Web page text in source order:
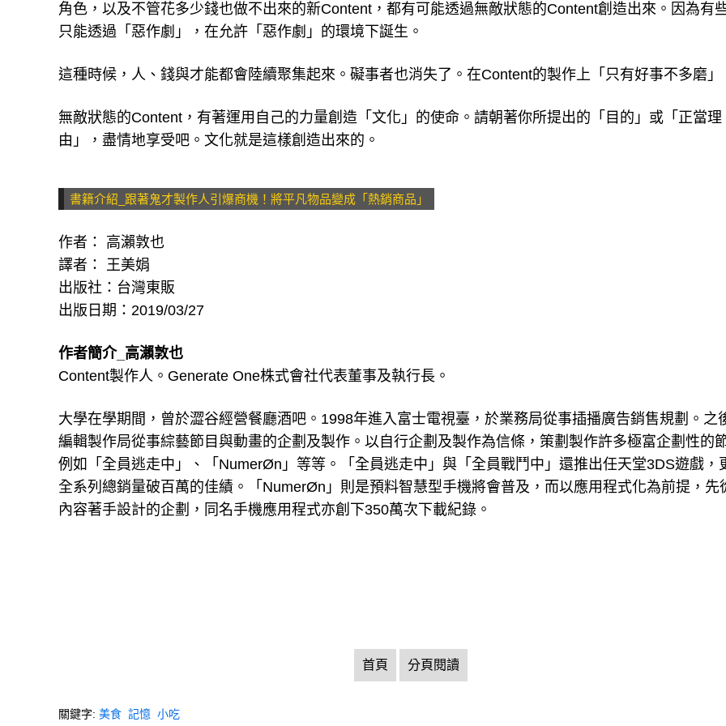
角色，以及不管花多少錢也做不出來的新Content，都有可能透過無敵狀態的Content創造出來。因為有
只能透過「惡作劇」，在允許「惡作劇」的環境下誕生。
這種時候，人、錢與才能都會陸續聚集起來。礙事者也消失了。在Content的製作上「只有好事不多磨」
無敵狀態的Content，有著運用自己的力量創造「文化」的使命。請朝著你所提出的「目的」或「正當理
由」，盡情地享受吧。文化就是這樣創造出來的。
書籍介紹_跟著鬼才製作人引爆商機！將平凡物品變成「熱銷商品」
作者： 高瀨敦也
譯者： 王美娟
出版社：台灣東販
出版日期：2019/03/27
作者簡介_高瀨敦也
Content製作人。Generate One株式會社代表董事及執行長。
大學在學期間，曾於澀谷經營餐廳酒吧。1998年進入富士電視臺，於業務局從事插播廣告銷售規劃。之
編輯製作局從事綜藝節目與動畫的企劃及製作。以自行企劃及製作為信條，策劃製作許多極富企劃性的
例如「全員逃走中」、「NumerØn」等等。「全員逃走中」與「全員戰鬥中」還推出任天堂3DS遊戲，
全系列總銷量破百萬的佳績。「NumerØn」則是預料智慧型手機將會普及，而以應用程式化為前提，先
內容著手設計的企劃，同名手機應用程式亦創下350萬次下載紀錄。
首頁 分頁閱讀
關鍵字: 美食 記憶 小吃